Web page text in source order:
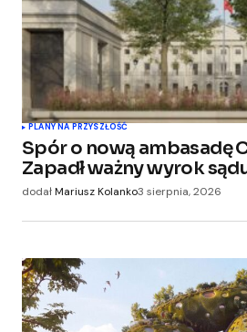
PLANY NA PRZYSZŁOŚĆ
Spór o nową ambasadę
Zapadł ważny wyrok
dodałMariusz Kolanko3 sierpnia, 2026